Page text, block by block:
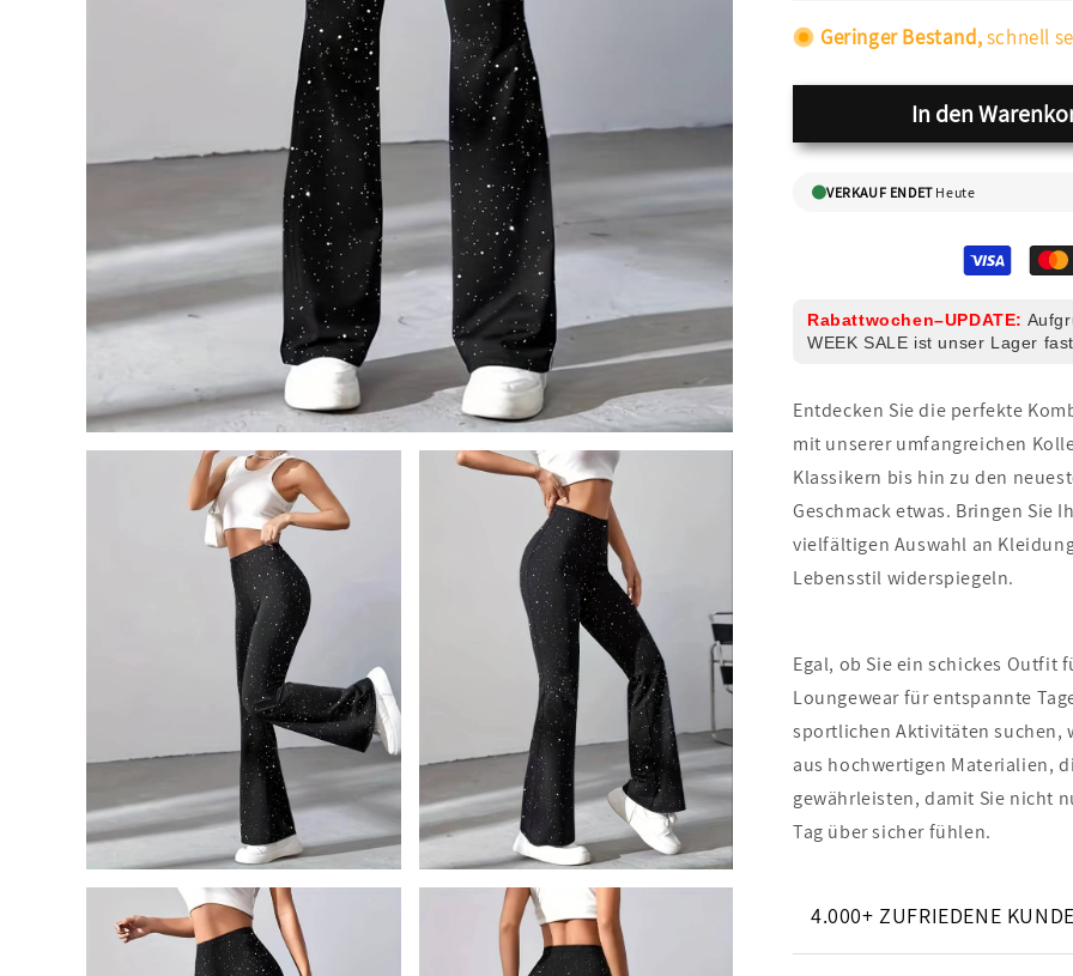
Geringer Bestand,schnell
In den
VERKAUF ENDETHeute
Rabattwochen–UPDATE:
WEEK SALE ist unser Lager
Entdecken Sie die perfekte
mit unserer umfangreichen
Klassikern bis hin zu den
Geschmack etwas. Bringen Sie
vielfältigen Auswahl an
Lebensstil widerspiegeln.
Egal, ob Sie ein schickes Outfit
Loungewear für entspannte
sportlichen Aktivitäten suchen,
aus hochwertigen Materialien,
gewährleisten, damit Sie nicht
Tag über sicher fühlen.
4.000+ ZUFRIEDENE